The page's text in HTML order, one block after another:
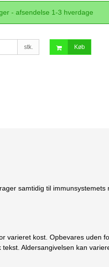
- afsendelse 1-3 hverdage
stk. Køb
samtidig til immunsystemets
varieret kost. Opbevares uden
Aldersangivelsen kan